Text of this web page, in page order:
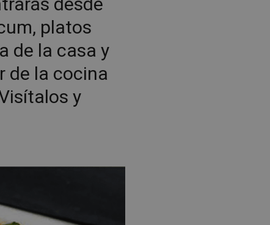
platos
de la casa y
de la cocina
y